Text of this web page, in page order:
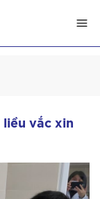
liều vắc xin